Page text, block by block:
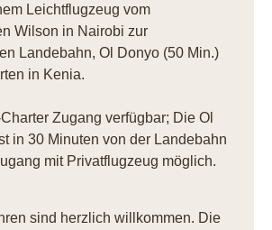
Leichtflugzeug vom
Wilson in Nairobi zur
Landebahn, Ol Donyo (50 Min.)
in Kenia.
Zugang verfügbar; Die Ol
in 30 Minuten von der Landebahn
mit Privatflugzeug möglich.
sind herzlich willkommen. Die